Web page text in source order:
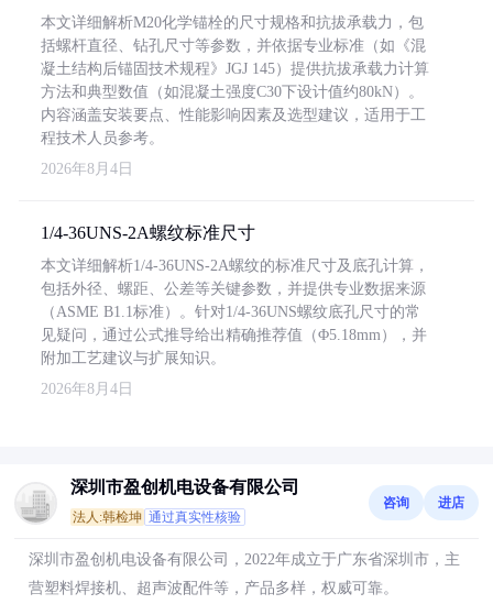
本文详细解析M20化学锚栓的尺寸规格和抗拔承载力，包
括螺杆直径、钻孔尺寸等参数，并依据专业标准（如《混
凝土结构后锚固技术规程》JGJ 145）提供抗拔承载力计算
方法和典型数值（如混凝土强度C30下设计值约80kN）。
内容涵盖安装要点、性能影响因素及选型建议，适用于工
程技术人员参考。
2026年8月4日
1/4-36UNS-2A螺纹标准尺寸
本文详细解析1/4-36UNS-2A螺纹的标准尺寸及底孔计算，
包括外径、螺距、公差等关键参数，并提供专业数据来源
（ASME B1.1标准）。针对1/4-36UNS螺纹底孔尺寸的常
见疑问，通过公式推导给出精确推荐值（Φ5.18mm），并
附加工艺建议与扩展知识。
2026年8月4日
深圳市盈创机电设备有限公司
法人:韩检坤 通过真实性核验
咨询 进店
深圳市盈创机电设备有限公司，2022年成立于广东省深圳市，主
营塑料焊接机、超声波配件等，产品多样，权威可靠。